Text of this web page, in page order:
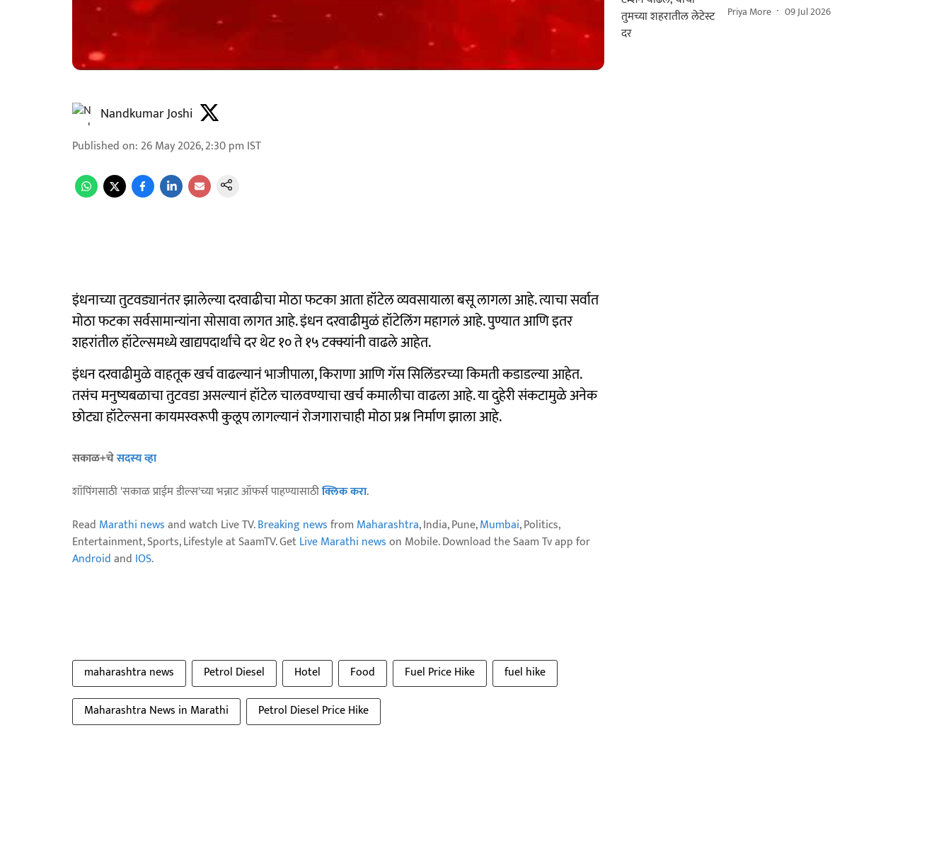
Nandkumar Joshi
Published on: 26 May 2026, 2:30 pm IST
इंधनाच्या तुटवड्यानंतर झालेल्या दरवाढीचा मोठा फटका आता हॉटेल व्यवसायाला बसू लागला आहे. त्याचा सर्वात
मोठा फटका सर्वसामान्यांना सोसावा लागत आहे. इंधन दरवाढीमुळं हॉटेलिंग महागलं आहे. पुण्यात आणि इतर
शहरांतील हॉटेल्समध्ये खाद्यपदार्थांचे दर थेट १० ते १५ टक्क्यांनी वाढले आहेत.
इंधन दरवाढीमुळे वाहतूक खर्च वाढल्यानं भाजीपाला, किराणा आणि गॅस सिलिंडरच्या किमती कडाडल्या आहेत.
तसंच मनुष्यबळाचा तुटवडा असल्यानं हॉटेल चालवण्याचा खर्च कमालीचा वाढला आहे. या दुहेरी संकटामुळे अनेक
छोट्या हॉटेल्सना कायमस्वरूपी कुलूप लागल्यानं रोजगाराचाही मोठा प्रश्न निर्माण झाला आहे.
सकाळ+चेसदस्य व्हा
शॉपिंगसाठी 'सकाळ प्राईम डील्स'च्या भन्नाट ऑफर्स पाहण्यासाठीक्लिक करा.
Read Marathi newsand watch Live TV.Breaking newsfrom Maharashtra, India, Pune,Mumbai, Politics,
Entertainment, Sports, Lifestyle at SaamTV. GetLive Marathi newson Mobile. Download the Saam Tv app for
Androidand IOS.
maharashtra news Petrol Diesel Hotel Food Fuel Price Hike
fuel hike
Maharashtra News in Marathi
Petrol Diesel Price Hike
Priya More 09 Jul 2026